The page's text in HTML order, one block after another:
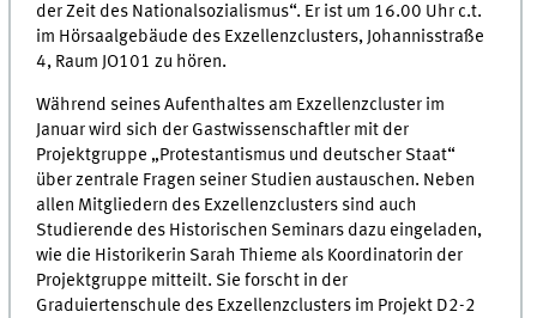
der Zeit des Nationalsozialismus“. Er ist um 16.00 Uhr c.t.
im Hörsaalgebäude des Exzellenzclusters, Johannisstraße
4, Raum JO101 zu hören.
Während seines Aufenthaltes am Exzellenzcluster im
Januar wird sich der Gastwissenschaftler mit der
Projektgruppe „Protestantismus und deutscher Staat“
über zentrale Fragen seiner Studien austauschen. Neben
allen Mitgliedern des Exzellenzclusters sind auch
Studierende des Historischen Seminars dazu eingeladen,
wie die Historikerin Sarah Thieme als Koordinatorin der
Projektgruppe mitteilt. Sie forscht in der
Graduiertenschule des Exzellenzclusters im Projekt D2-2